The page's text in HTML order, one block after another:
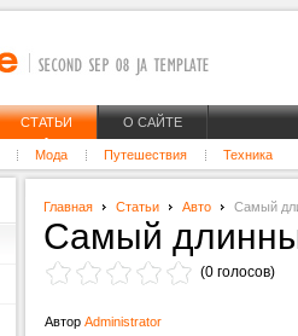
СТАТЬИ О САЙТЕ
Мода Путешествия Техника
Главная Статьи Авто Самый
Самый
(0 голосов)
Автор Administrator